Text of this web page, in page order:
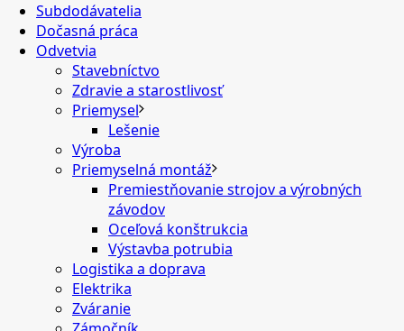
Subdodávatelia
Dočasná práca
Odvetvia
Stavebníctvo
Zdravie a starostlivosť
Priemysel
Lešenie
Výroba
Priemyselná montáž
Premiestňovanie strojov a výrobných
závodov
Oceľová konštrukcia
Výstavba potrubia
Logistika a doprava
Elektrika
Zváranie